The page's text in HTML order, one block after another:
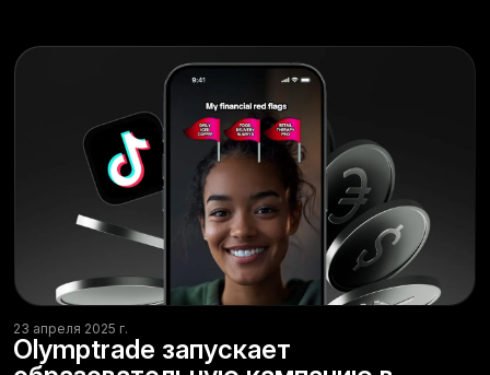
23 апреля 2025 г.
Olymptrade запускает